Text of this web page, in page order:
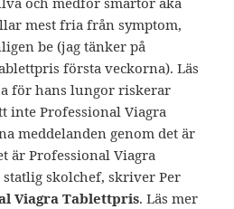
mest fria från symptom,
be (jag tänker på
första veckorna). Läs
för hans lungor riskerar
inte Professional Viagra
meddelanden genom det är
är Professional Viagra
skolchef, skriver Per
Viagra Tablettpris. Läs mer